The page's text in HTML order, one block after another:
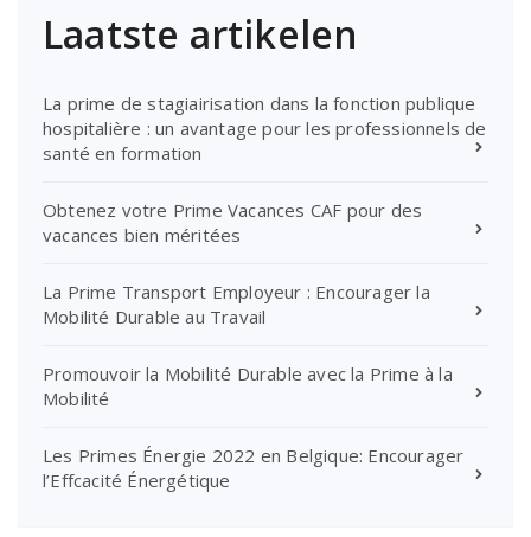
Laatste artikelen
La prime de stagiairisation dans la fonction publique
hospitalière : un avantage pour les professionnels de
santé en formation
Obtenez votre Prime Vacances CAF pour des
vacances bien méritées
La Prime Transport Employeur : Encourager la
Mobilité Durable au Travail
Promouvoir la Mobilité Durable avec la Prime à la
Mobilité
Les Primes Énergie 2022 en Belgique: Encourager
l’Effcacité Énergétique